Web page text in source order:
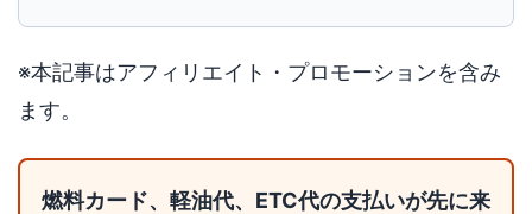
※本記事はアフィリエイト・プロモーションを含み
ます。
燃料カード、軽油代、ETC代の支払いが先に来